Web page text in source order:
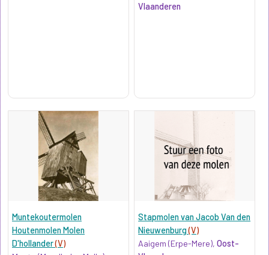
Vlaanderen
Muntekoutermolen
Houtenmolen Molen
D'hollander(V)
Stapmolen van Jacob Van den
Nieuwenburg(V)
Aaigem (Erpe-Mere),Oost-